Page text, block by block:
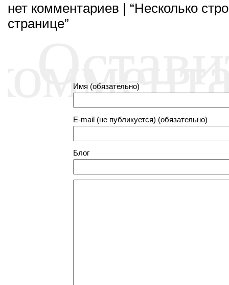
нет комментариев | “Несколько
странице”
Имя (обязательно)
E-mail (не публикуется) (обязательно)
Блог